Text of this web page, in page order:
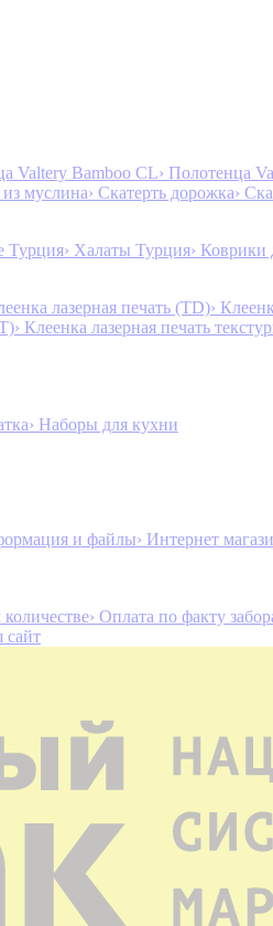
Valtery Bamboo CL› Полотенца
муслина› Скатерть дорожка›
Турция› Халаты Турция› Коврики
лазерная печать (TD)›
› Клеенка лазерная печать
› Наборы для кухни
и файлы› Интернет
› Оплата по факту
сайт